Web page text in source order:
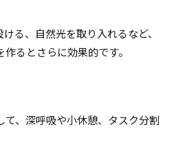
る、自然光を取り入れるなど、
るとさらに効果的です。
、深呼吸や小休憩、タスク分割